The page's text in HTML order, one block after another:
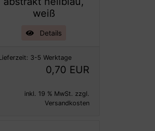
weiß
Details
3-5 Werktage
0,70 EUR
inkl. 19 % MwSt. zzgl.
Versandkosten